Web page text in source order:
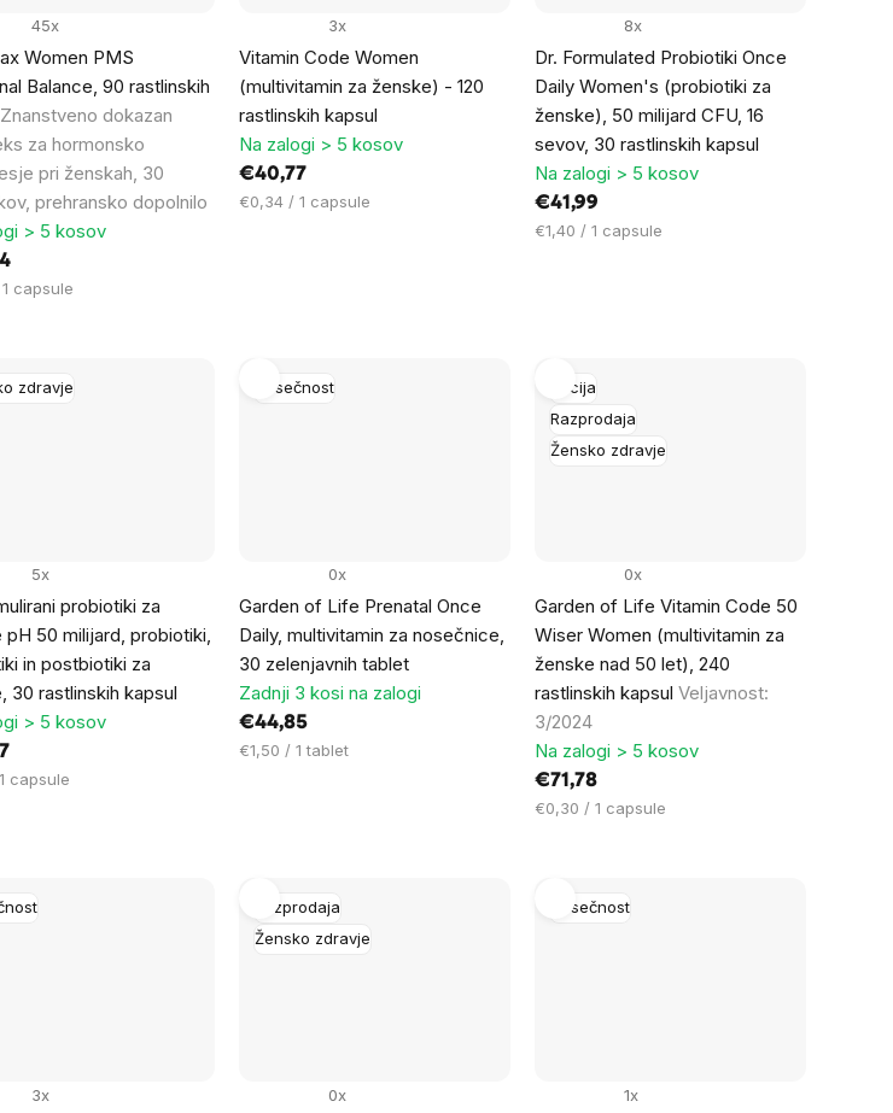
Women PMS
Balance, 90 rastlinskih
Znanstveno dokazan
za hormonsko
pri ženskah, 30
prehransko dopolnilo
45x
> 5 kosov
capsule
Vitamin Code Women
(multivitamin za ženske) - 120
rastlinskih kapsul
3x
Na zalogi > 5 kosov
€40,77
Cena
€0,34 / 1 capsule
Dr. Formulated Probiotiki Once
Daily Women's (probiotiki za
ženske), 50 milijard CFU, 16
sevov, 30 rastlinskih kapsul
8x
Na zalogi > 5 kosov
€41,99
Cena
€1,40 / 1 capsule
zdravje
probiotiki za
pH 50 milijard, probiotiki,
in postbiotiki za
30 rastlinskih kapsul
5x
> 5 kosov
capsule
Nosečnost
Garden of Life Prenatal Once
Daily, multivitamin za nosečnice,
30 zelenjavnih tablet
0x
Zadnji 3 kosi na zalogi
€44,85
Cena
€1,50 / 1 tablet
Akcija
Razprodaja
Žensko zdravje
Garden of Life Vitamin Code 50
Wiser Women (multivitamin za
ženske nad 50 let), 240
rastlinskih kapsul Veljavnost:
3/2024
0x
Na zalogi > 5 kosov
€71,78
Cena
€0,30 / 1 capsule
3x
Razprodaja
Žensko zdravje
0x
Nosečnost
1x